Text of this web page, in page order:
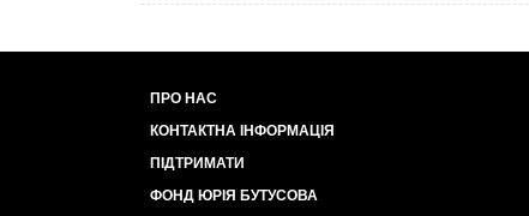
ПРО НАС
КОНТАКТНА ІНФОРМАЦІЯ
ПІДТРИМАТИ
ФОНД ЮРІЯ БУТУСОВА